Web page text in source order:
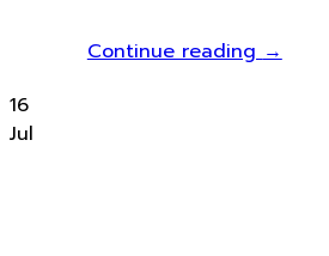
Continue reading →
16
Jul